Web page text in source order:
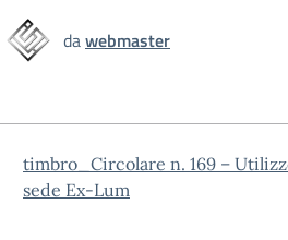
dawebmaster
timbro_Circolare n. 169 –
sede Ex-Lum